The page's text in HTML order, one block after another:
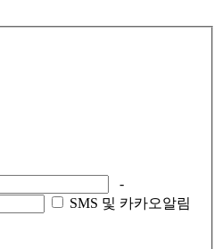
-
SMS 및 카카오알림